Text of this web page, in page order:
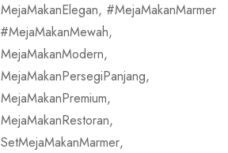
MejaMakanElegan,
MejaMakanMarmer
MejaMakanMewah,
MejaMakanModern,
MejaMakanPersegiPanjang,
MejaMakanPremium,
MejaMakanRestoran,
SetMejaMakanMarmer,